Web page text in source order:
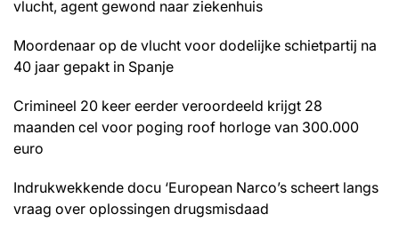
vlucht, agent gewond naar ziekenhuis
Moordenaar op de vlucht voor dodelijke schietpartij na
40 jaar gepakt in Spanje
Crimineel 20 keer eerder veroordeeld krijgt 28
maanden cel voor poging roof horloge van 300.000
euro
Indrukwekkende docu ‘European Narco’s scheert langs
vraag over oplossingen drugsmisdaad